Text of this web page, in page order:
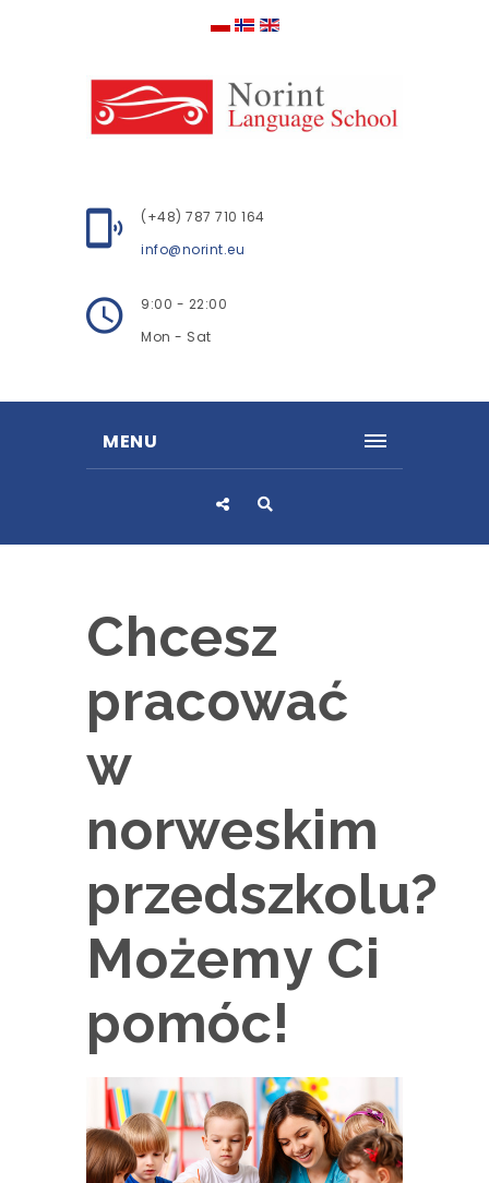
(+48) 787 710 164
info@norint.eu
9:00 - 22:00
Mon - Sat
MENU
Chcesz
pracować
w
norweskim
przedszkolu?
Możemy Ci
pomóc!